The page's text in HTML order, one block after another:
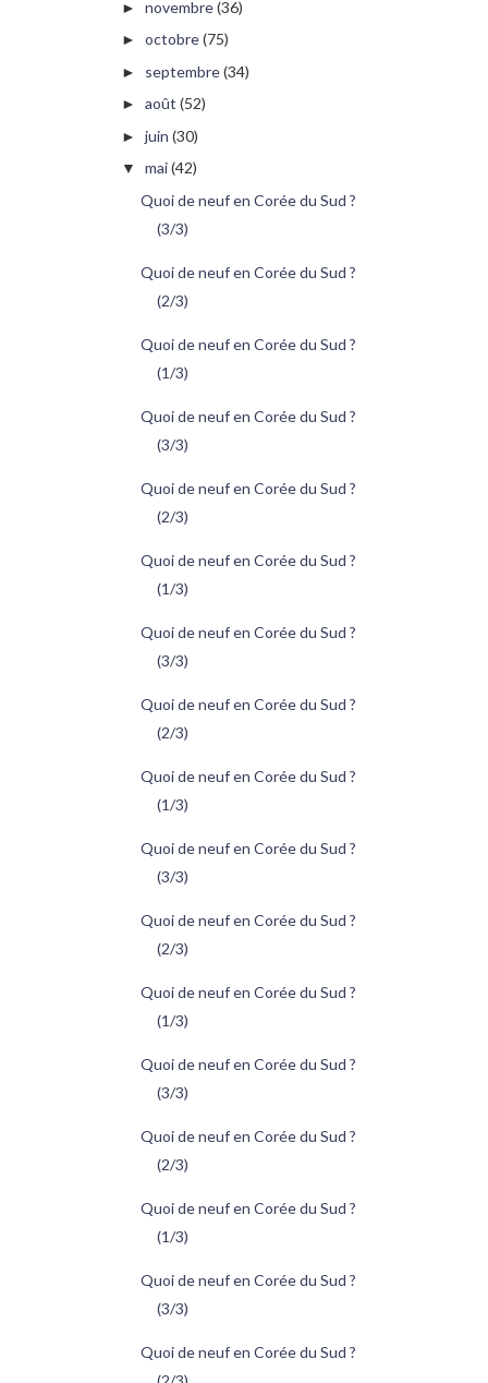
► novembre(36)
► octobre(75)
► septembre(34)
► août (52)
► juin (30)
▼ mai(42)
Quoi de neuf en Corée du Sud ?
(3/3)
Quoi de neuf en Corée du Sud ?
(2/3)
Quoi de neuf en Corée du Sud ?
(1/3)
Quoi de neuf en Corée du Sud ?
(3/3)
Quoi de neuf en Corée du Sud ?
(2/3)
Quoi de neuf en Corée du Sud ?
(1/3)
Quoi de neuf en Corée du Sud ?
(3/3)
Quoi de neuf en Corée du Sud ?
(2/3)
Quoi de neuf en Corée du Sud ?
(1/3)
Quoi de neuf en Corée du Sud ?
(3/3)
Quoi de neuf en Corée du Sud ?
(2/3)
Quoi de neuf en Corée du Sud ?
(1/3)
Quoi de neuf en Corée du Sud ?
(3/3)
Quoi de neuf en Corée du Sud ?
(2/3)
Quoi de neuf en Corée du Sud ?
(1/3)
Quoi de neuf en Corée du Sud ?
(3/3)
Quoi de neuf en Corée du Sud ?